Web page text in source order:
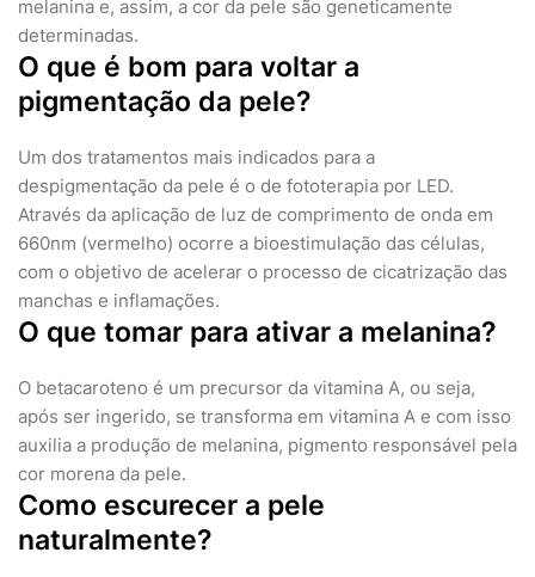
melanina e, assim, a cor da pele são geneticamente
determinadas.
O que é bom para voltar a
pigmentação da pele?
Um dos tratamentos mais indicados para a
despigmentação da pele é o de fototerapia por LED.
Através da aplicação de luz de comprimento de onda em
660nm (vermelho) ocorre a bioestimulação das células,
com o objetivo de acelerar o processo de cicatrização das
manchas e inflamações.
O que tomar para ativar a melanina?
O betacaroteno é um precursor da vitamina A, ou seja,
após ser ingerido, se transforma em vitamina A e com isso
auxilia a produção de melanina, pigmento responsável pela
cor morena da pele.
Como escurecer a pele
naturalmente?